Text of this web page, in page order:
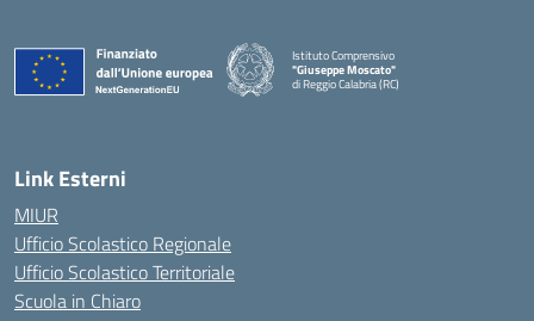
Istituto Comprensivo
"Giuseppe Moscato"
di Reggio Calabria (RC)
— Visita la pagina iniziale della scuola
Link Esterni
MIUR
Ufficio Scolastico Regionale
Ufficio Scolastico Territoriale
Scuola in Chiaro